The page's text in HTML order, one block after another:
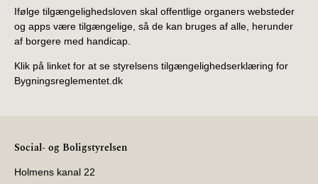
Ifølge tilgængelighedsloven skal offentlige organers websteder
og apps være tilgængelige, så de kan bruges af alle, herunder
af borgere med handicap.
Klik på linket for at se styrelsens tilgængelighedserklæring for
Bygningsreglementet.dk
Social- og Boligstyrelsen
Holmens kanal 22